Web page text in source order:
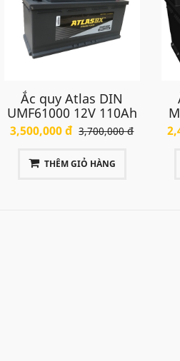
Ắc quy Atlas DIN
UMF61000 12V 110Ah
3,500,000 đ 3,700,000 đ
THÊM GIỎ HÀNG